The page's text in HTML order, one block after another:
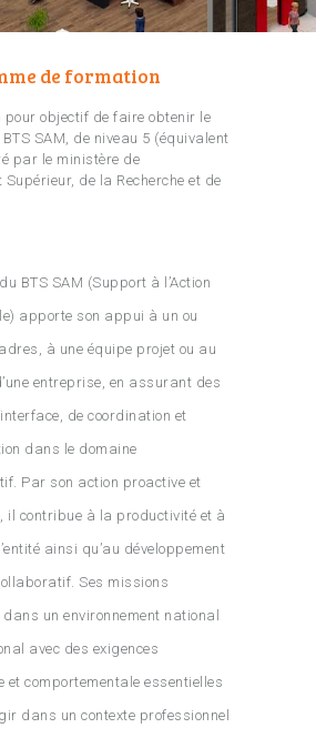
de formation
objectif de faire obtenir le
SAM, de niveau 5 (équivalent
par le ministère de
Supérieur, de la Recherche et de
BTS SAM (Support à l’Action
apporte son appui à un ou
à une équipe projet ou au
entreprise, en assurant des
de coordination et
dans le domaine
Par son action proactive et
il contribue à la productivité et à
ainsi qu’au développement
Ses missions
dans un environnement national
avec des exigences
et comportementale essentielles
dans un contexte professionnel